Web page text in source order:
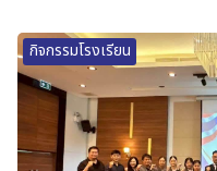
กิจกรรมโรงเรียน